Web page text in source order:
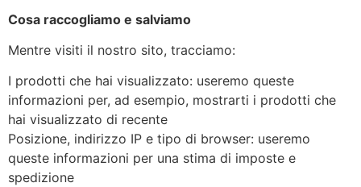
Cosa raccogliamo e salviamo
Mentre visiti il nostro sito, tracciamo:
I prodotti che hai visualizzato: useremo queste
informazioni per, ad esempio, mostrarti i prodotti che
hai visualizzato di recente
Posizione, indirizzo IP e tipo di browser: useremo
queste informazioni per una stima di imposte e
spedizione